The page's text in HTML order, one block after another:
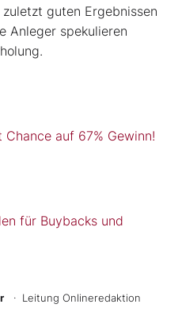
guten Ergebnissen
Anleger spekulieren
auf 67% Gewinn!
für Buybacks und
· Leitung Onlineredaktion